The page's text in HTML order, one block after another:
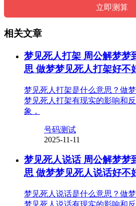
相关文章
梦见死人打架 周公解梦梦
思 做梦梦见死人打架好不
梦见死人打架是什么意思？做
梦见死人打架有现实的影响和
象，
号码测试
2025-11-11
梦见死人说话 周公解梦梦
思 做梦梦见死人说话好不
梦见死人说话是什么意思？做
梦见死人说话有现实的影响和